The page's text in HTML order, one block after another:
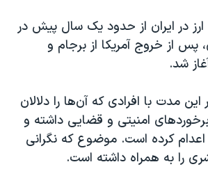
نوبل صلح
آمریکا «سی‌پک»
به چین
در ایران از حدود یک سال پیش در
پس از خروج آمریکا از برجام و
شد.
مدت با افرادی که آن‌ها را دلالان
امنیتی و قضایی داشته و
اعدام کرده است. موضوع که نگرانی
را به همراه داشته است.